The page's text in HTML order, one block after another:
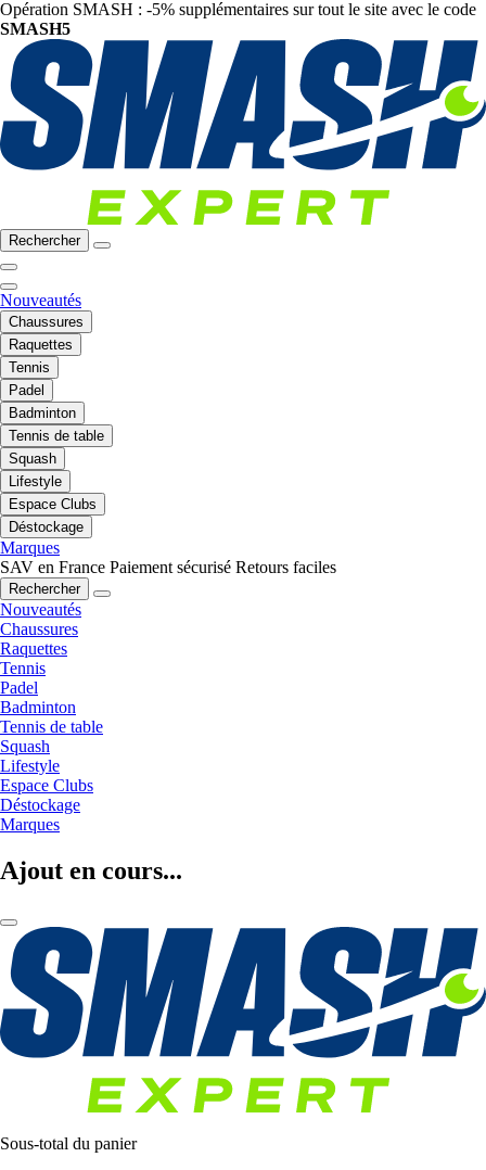
Opération SMASH : -5% supplémentaires sur tout le site avec le code
SMASH5
Rechercher
Nouveautés
Chaussures
Raquettes
Tennis
Padel
Badminton
Tennis de table
Squash
Lifestyle
Espace Clubs
Déstockage
Marques
SAV en France Paiement sécurisé Retours faciles
Rechercher
Nouveautés
Chaussures
Raquettes
Tennis
Padel
Badminton
Tennis de table
Squash
Lifestyle
Espace Clubs
Déstockage
Marques
Ajout en cours...
Sous-total du panier